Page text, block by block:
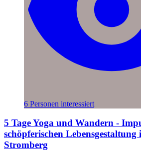
6 Personen interessiert
5 Tage Yoga und Wandern -
schöpferischen
Stromberg